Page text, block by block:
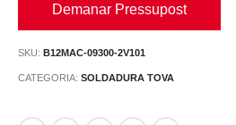
Demanar Pressupost
SKU: B12MAC-09300-2V101
CATEGORIA: SOLDADURA TOVA